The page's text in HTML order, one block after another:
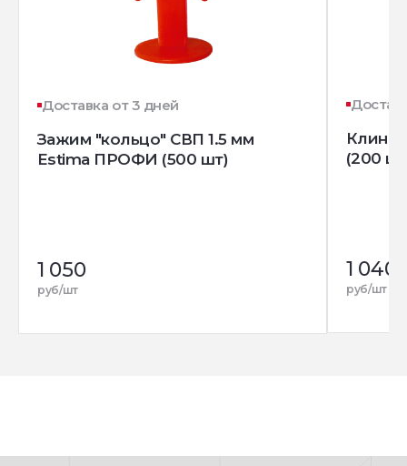
Доставка от 3 дней
Зажим "кольцо" СВП 1.5 мм
Estima ПРОФИ (500 шт)
1 050
руб/шт
Клин
(200
1 040
руб/шт